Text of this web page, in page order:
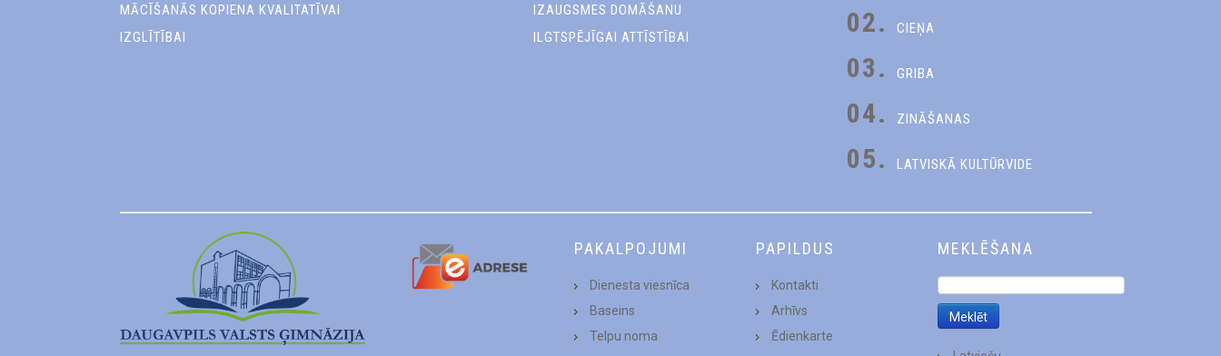
MĀCĪŠANĀS KOPIENA KVALITATĪVAI
IZGLĪTĪBAI
IZAUGSMES DOMĀŠANU
ILGTSPĒJĪGAI ATTĪSTĪBAI
02. CIEŅA
03. GRIBA
04. ZINĀŠANAS
05. LATVISKĀ KULTŪRVIDE
PAKALPOJUMI
Dienesta viesnīca
Baseins
Telpu noma
PAPILDUS
Kontakti
Arhīvs
Ēdienkarte
MEKLĒŠANA